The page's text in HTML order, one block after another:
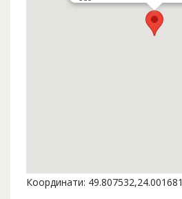
Координати: 49.807532,24.001681